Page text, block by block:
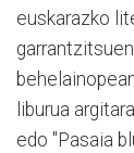
euskarazko
liburua
edo "Pasaia